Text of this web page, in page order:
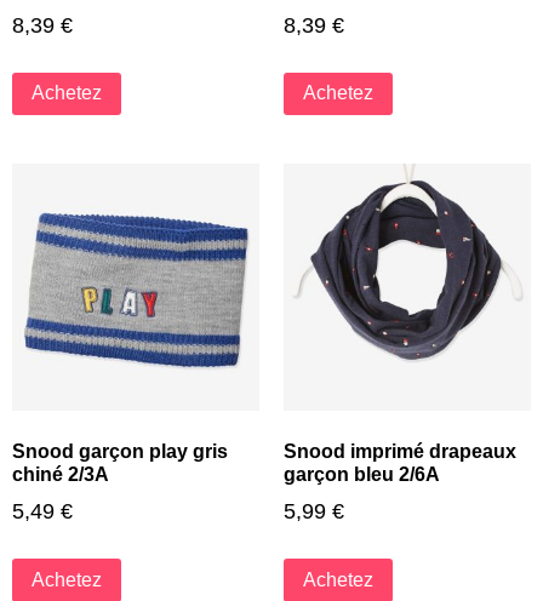
8,39 €
Achetez
8,39 €
Achetez
Snood garçon play gris
chiné 2/3A
5,49 €
Achetez
Snood imprimé drapeaux
garçon bleu 2/6A
5,99 €
Achetez